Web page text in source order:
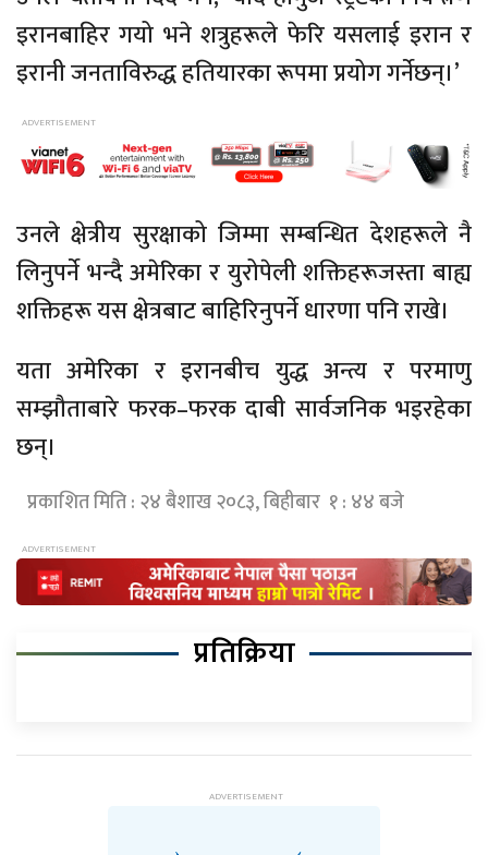
इरानबाहिर गयो भने शत्रुहरूले फेरि यसलाई इरान र
इरानी जनताविरुद्ध हतियारका रूपमा प्रयोग गर्नेछन्।’
उनले क्षेत्रीय सुरक्षाको जिम्मा सम्बन्धित देशहरूले नै
लिनुपर्ने भन्दै अमेरिका र युरोपेली शक्तिहरूजस्ता बाह्य
शक्तिहरू यस क्षेत्रबाट बाहिरिनुपर्ने धारणा पनि राखे।
यता अमेरिका र इरानबीच युद्ध अन्त्य र परमाणु
सम्झौताबारे फरक–फरक दाबी सार्वजनिक भइरहेका
छन्।
प्रकाशित मिति : २४ बैशाख २०८३, बिहीबार १ : ४४ बजे
प्रतिक्रिया